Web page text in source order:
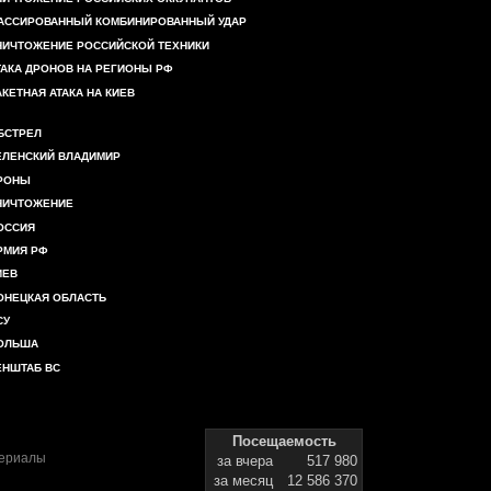
КОМБИНИРОВАННЫЙ УДАР
РОССИЙСКОЙ ТЕХНИКИ
ДРОНОВ НА РЕГИОНЫ РФ
АТАКА НА КИЕВ
ВЛАДИМИР
РФ
ОБЛАСТЬ
ВС
Посещаемость
за вчера
517 980
за месяц
12 586 370